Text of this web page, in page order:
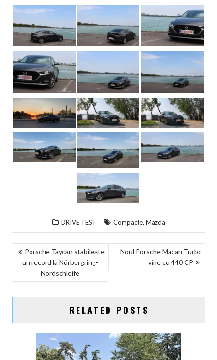
DRIVE TEST Compacte, Mazda
NAVIGARE
ÎN
ARTICOLE
Porsche Taycan stabilește
un record la Nürburgring-
Nordschleife
Noul Porsche Macan Turbo
vine cu 440 CP
RELATED POSTS